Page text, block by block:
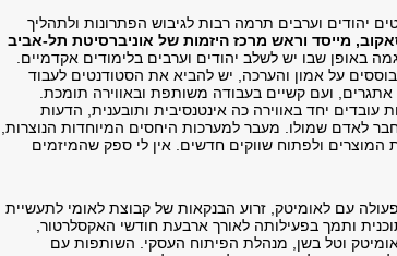
יהודים וערבים תרמה רבות לגיבוש הפתרונות ולתהליך
מייסד וראש מרכז היזמות של אוניברסיטת תל-אביב
באופן שבו יש לשלב יהודים וערבים בלימודים אקדמיים.
על אמון והערכה, יש להביא את הסטודנטים לעבוד
ועם קשיים בעבודה משותפת ובאווירה תומכת.
עובדים יחד באווירה כה אינטנסיבית ותובענית, הדעות
לאדם שמולו. מעבר למערכות היחסים המיוחדות הנוצרות,
ולפתוח שווקים חדשים. אין לי ספק שהמיזמים
עם לאומיטק, זרוע הבנקאות של קבוצת לאומי לתעשיית
ותמך בפעילותה לאורך ארבעת חודשי האקסלרטור,
וטל בשן, מנהלת הפיתוח העסקי. השותפות עם